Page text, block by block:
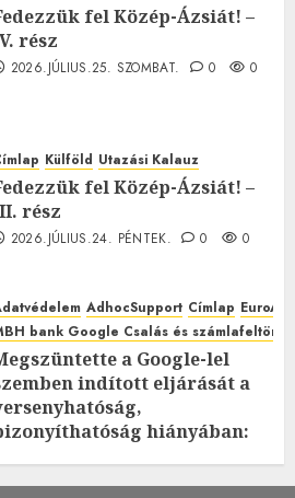
fel Közép-Ázsiát! –
rész
2026.JÚLIUS.25. SZOMBAT. 0 0
Külföld Utazási Kalauz
fel Közép-Ázsiát! –
rész
2026.JÚLIUS.24. PÉNTEK. 0 0
AdhocSupport Címlap
bank Google Csalás és
a Google-lel
indított eljárását a
hiányában:
2026.JÚLIUS.23. CSÜTÖRTÖK.
0